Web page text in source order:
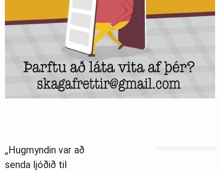
„Hugmyndin var að
senda ljóðið til